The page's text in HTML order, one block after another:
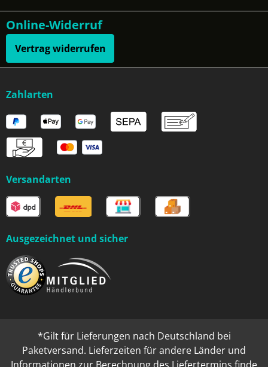
Online-Widerruf
Vertrag widerrufen
Zahlarten
Versandarten
Ausgezeichnet und sicher
*Gilt für Lieferungen nach Deutschland bei
Paketversand. Lieferzeiten für andere Länder und